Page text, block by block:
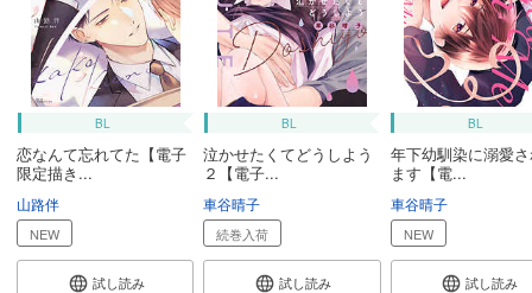
BL
恋なんて忘れてた【電子
限定描き...
山路伴
NEW
試し読み
BL
泣かせたくてどうしよう
２【電子...
車谷晴子
続巻入荷
試し読み
BL
年下幼馴染に溺愛
ます【電...
車谷晴子
NEW
試し読み